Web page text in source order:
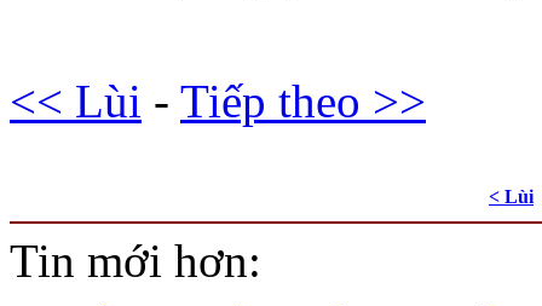
<< Lùi - Tiếp theo >>
< Lùi
Tin mới hơn: